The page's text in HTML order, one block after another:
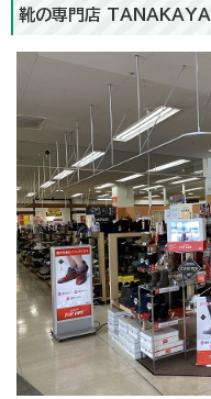
靴の専門店 TANAKAYA